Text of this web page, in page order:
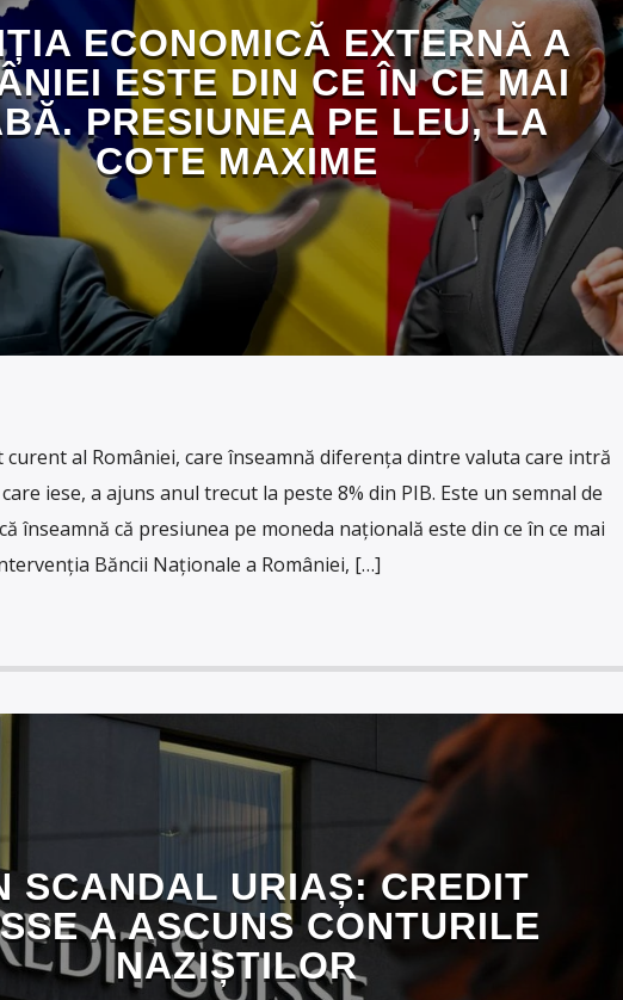
ECONOMICĂ EXTERNĂ A
ESTE DIN CE ÎN CE MAI
PRESIUNEA PE LEU, LA
COTE MAXIME
curent al României, care înseamnă diferența dintre valuta care intră
iese, a ajuns anul trecut la peste 8% din PIB. Este un semnal de
înseamnă că presiunea pe moneda națională este din ce în ce mai
Băncii Naționale a României, […]
SCANDAL URIAȘ: CREDIT
A ASCUNS CONTURILE
NAZIȘTILOR